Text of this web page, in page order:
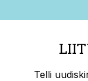
Telli